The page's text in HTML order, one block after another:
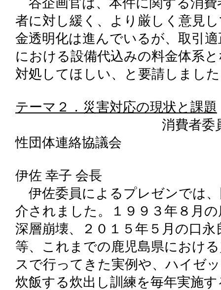
谷企画官は、本件に関する消
者に対し緩く、より厳しく意見
金透明化は進んでいるが、取引
における設備代込みの料金体系
対処してほしい、と要請しまし
テーマ２．災害対応の現状と課題
消費者委員：特定非
性団体連絡協議会
伊佐 幸子 会長
伊佐委員によるプレゼンでは
介されました。１９９３年８月
深層崩壊、２０１５年５月の口
等、これまでの鹿児島県におけ
スで行ってきた実例や、ハイゼ
炊飯する炊出し訓練を毎年実施